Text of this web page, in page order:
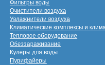
Фильтры воды
Очистители воздуха
Увлажнители воздуха
Климатические комплексы и
Тепловое оборудование
Обеззараживание
Кулеры для воды
Пурифайеры